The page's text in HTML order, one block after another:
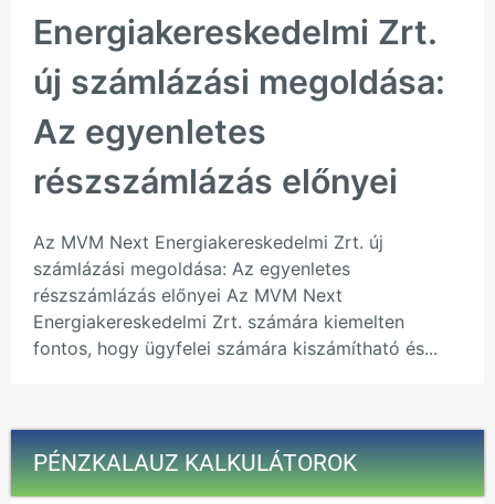
Energiakereskedelmi Zrt.
új számlázási megoldása:
Az egyenletes
részszámlázás előnyei
Az MVM Next Energiakereskedelmi Zrt. új
számlázási megoldása: Az egyenletes
részszámlázás előnyei Az MVM Next
Energiakereskedelmi Zrt. számára kiemelten
fontos, hogy ügyfelei számára kiszámítható és...
PÉNZKALAUZ KALKULÁTOROK